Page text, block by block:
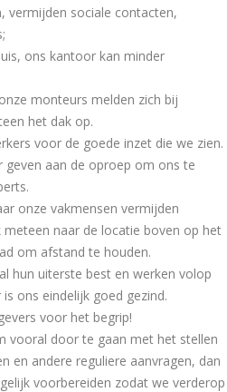
vermijden sociale contacten,
ons kantoor kan minder
monteurs melden zich bij
het dak op.
voor de goede inzet die we zien.
geven aan de oproep om ons te
onze vakmensen vermijden
naar de locatie boven op het
om afstand te houden.
hun uiterste best en werken volop
ons eindelijk goed gezind.
voor het begrip!
vooral door te gaan met het stellen
en andere reguliere aanvragen, dan
voorbereiden zodat we verderop